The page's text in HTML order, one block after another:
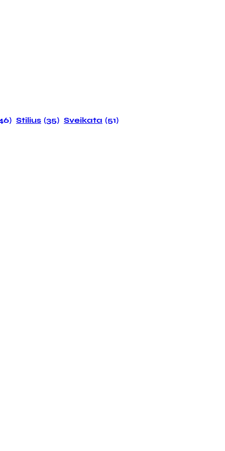
Stilius (35) Sveikata (51)